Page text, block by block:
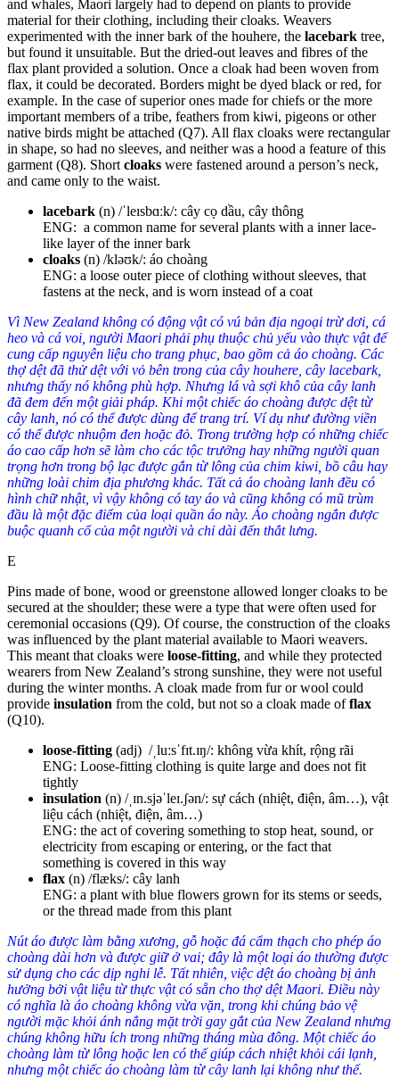
and whales, Maori largely had to depend on plants to provide
material for their clothing, including their cloaks. Weavers
experimented with the inner bark of the houhere, the lacebark tree,
but found it unsuitable. But the dried-out leaves and fibres of the
flax plant provided a solution. Once a cloak had been woven from
flax, it could be decorated. Borders might be dyed black or red, for
example. In the case of superior ones made for chiefs or the more
important members of a tribe, feathers from kiwi, pigeons or other
native birds might be attached (Q7). All flax cloaks were rectangular
in shape, so had no sleeves, and neither was a hood a feature of this
garment (Q8). Short cloaks were fastened around a person’s neck,
and came only to the waist.
lacebark (n) /ˈleɪsbɑːk/: cây cọ dầu, cây thông
ENG: a common name for several plants with a inner lace-
like layer of the inner bark
cloaks (n) /kləʊk/: áo choàng
ENG: a loose outer piece of clothing without sleeves, that
fastens at the neck, and is worn instead of a coat
Vì New Zealand không có động vật có vú bản địa ngoại trừ dơi, cá
heo và cá voi, người Maori phải phụ thuộc chủ yếu vào thực vật để
cung cấp nguyên liệu cho trang phục, bao gồm cả áo choàng. Các
thợ dệt đã thử dệt với vỏ bên trong của cây houhere, cây lacebark,
nhưng thấy nó không phù hợp. Nhưng lá và sợi khô của cây lanh
đã đem đến một giải pháp. Khi một chiếc áo choàng được dệt từ
cây lanh, nó có thể được dùng để trang trí. Ví dụ như đường viền
có thể được nhuộm đen hoặc đỏ. Trong trường hợp có những chiếc
áo cao cấp hơn sẽ làm cho các tộc trưởng hay những người quan
trọng hơn trong bộ lạc được gắn từ lông của chim kiwi, bồ câu hay
những loài chim địa phương khác. Tất cả áo choàng lanh đều có
hình chữ nhật, vì vậy không có tay áo và cũng không có mũ trùm
đầu là một đặc điểm của loại quần áo này. Áo choàng ngắn được
buộc quanh cổ của một người và chỉ dài đến thắt lưng.
E
Pins made of bone, wood or greenstone allowed longer cloaks to be
secured at the shoulder; these were a type that were often used for
ceremonial occasions (Q9). Of course, the construction of the cloaks
was influenced by the plant material available to Maori weavers.
This meant that cloaks were loose-fitting, and while they protected
wearers from New Zealand’s strong sunshine, they were not useful
during the winter months. A cloak made from fur or wool could
provide insulation from the cold, but not so a cloak made offlax
(Q10).
loose-fitting (adj) /ˌluːsˈfɪt.ɪŋ/: không vừa khít, rộng rãi
ENG: Loose-fitting clothing is quite large and does not fit
tightly
insulation (n) /ˌɪn.sjəˈleɪ.ʃən/: sự cách (nhiệt, điện, âm…), vật
liệu cách (nhiệt, điện, âm…)
ENG: the act of covering something to stop heat, sound, or
electricity from escaping or entering, or the fact that
something is covered in this way
flax (n) /flæks/: cây lanh
ENG: a plant with blue flowers grown for its stems or seeds,
or the thread made from this plant
Nút áo được làm bằng xương, gỗ hoặc đá cẩm thạch cho phép áo
choàng dài hơn và được giữ ở vai; đây là một loại áo thường được
sử dụng cho các dịp nghi lễ. Tất nhiên, việc dệt áo choàng bị ảnh
hưởng bởi vật liệu từ thực vật có sẵn cho thợ dệt Maori. Điều này
có nghĩa là áo choàng không vừa vặn, trong khi chúng bảo vệ
người mặc khỏi ánh nắng mặt trời gay gắt của New Zealand nhưng
chúng không hữu ích trong những tháng mùa đông. Một chiếc áo
choàng làm từ lông hoặc len có thể giúp cách nhiệt khỏi cái lạnh,
nhưng một chiếc áo choàng làm từ cây lanh lại không như thế.